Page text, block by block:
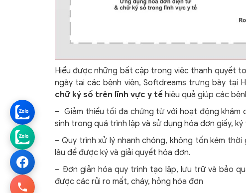
Hiểu được những bất cập trong việc thanh quyết
ngày tại các bệnh viện, Softdreams trưng bày tại
chữ ký số trên lĩnh vực y tế hiệu quả giúp các
– Giảm thiểu tối đa chứng từ với hoạt động khám
sinh trong quá trình lập và sử dụng hóa đơn giấy,
– Quy trình xử lý nhanh chóng, không tốn kém
lâu để được ký và giải quyết hóa đơn.
– Đơn giản hóa quy trình tạo lập, lưu trữ và bảo
được các rủi ro mất, cháy, hỏng hóa đơn